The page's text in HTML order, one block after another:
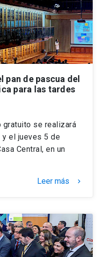
pan de pascua del
para las tardes
gratuito se realizará
el jueves 5 de
Central, en un
Leer más keyboard_arrow_right